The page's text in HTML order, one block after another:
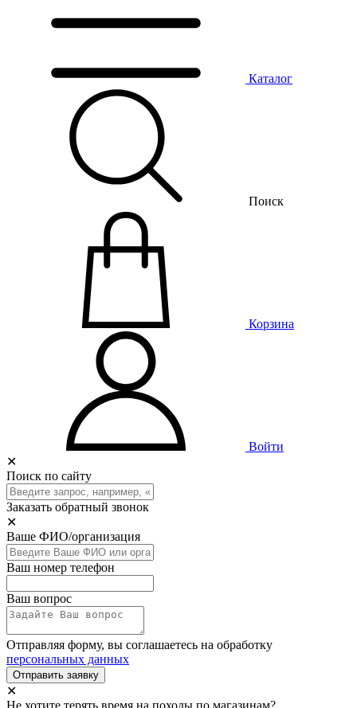
Каталог
Поиск
Корзина
Войти
✕
Поиск по сайту
Заказать обратный звонок
✕
Ваше ФИО/организация
Ваш номер телефон
Ваш вопрос
Отправляя форму, вы соглашаетесь на обработку
персональных данных
Отправить заявку
✕
Не хотите терять время на походы по магазинам?